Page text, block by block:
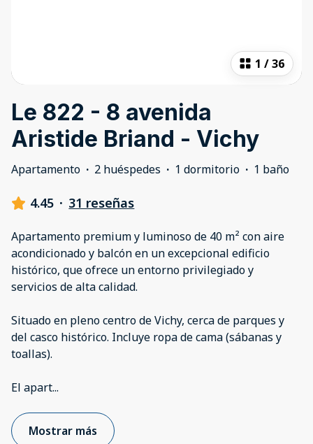
1 /36
Le 822 - 8 avenida
Aristide Briand - Vichy
Apartamento · 2 huéspedes · 1 dormitorio · 1 baño
4.45 · 31 reseñas
Apartamento premium y luminoso de 40 m² con aire
acondicionado y balcón en un excepcional edificio
histórico, que ofrece un entorno privilegiado y
servicios de alta calidad.
Situado en pleno centro de Vichy, cerca de parques y
del casco histórico. Incluye ropa de cama (sábanas y
toallas).
El apart...
Mostrar más